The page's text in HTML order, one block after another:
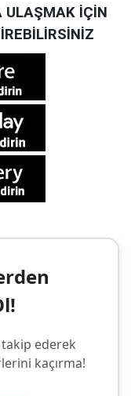
ULAŞMAK İÇİN
takip ederek
kaçırma!